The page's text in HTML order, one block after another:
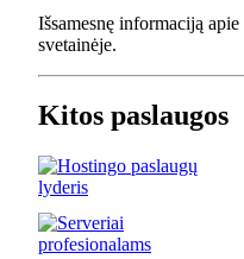
Išsamesnę informaciją apie
svetainėje.
Kitos paslaugos